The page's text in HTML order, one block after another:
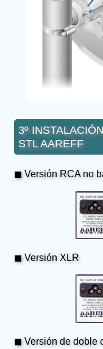
3º
STL AAREFF
◼ Versión RCA no
◼ Versión XLR
◼ Versión de doble